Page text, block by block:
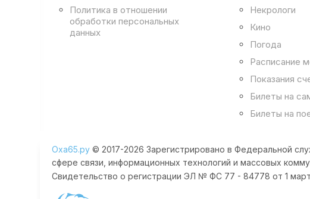
Политика в отношении
обработки персональных
данных
Некрологи
Кино
Погода
Расписание
Показания
Билеты на
Билеты на
Оха65.ру © 2017-2026 Зарегистрировано в Федеральной
сфере связи, информационных технологий и массовых
Свидетельство о регистрации ЭЛ № ФС 77 - 84778 от 1